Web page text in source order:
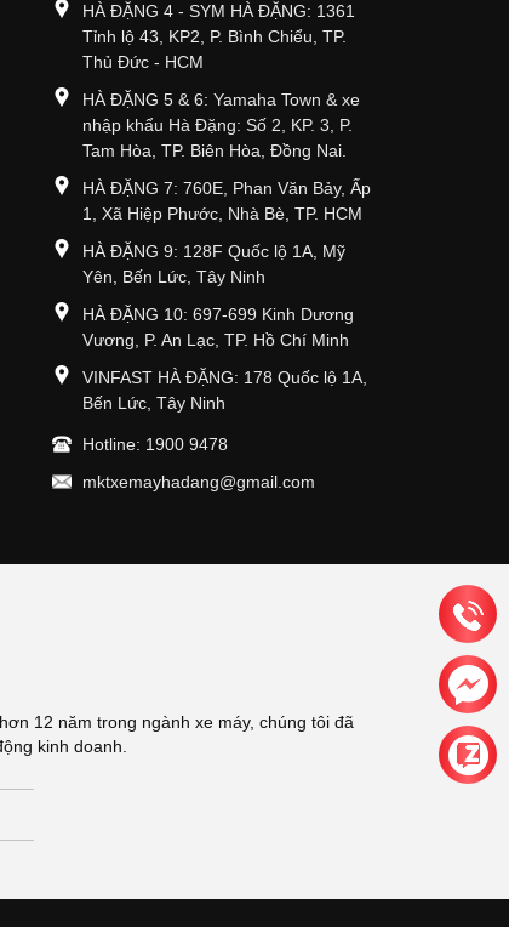
HÀ ĐẶNG 4 - SYM HÀ ĐẶNG: 1361
Tỉnh lộ 43, KP2, P. Bình Chiểu, TP.
Thủ Đức - HCM
HÀ ĐẶNG 5 & 6: Yamaha Town & xe
nhập khẩu Hà Đặng: Số 2, KP. 3, P.
Tam Hòa, TP. Biên Hòa, Đồng Nai.
HÀ ĐẶNG 7: 760E, Phan Văn Bảy, Ấp
1, Xã Hiệp Phước, Nhà Bè, TP. HCM
HÀ ĐẶNG 9: 128F Quốc lộ 1A, Mỹ
Yên, Bến Lức, Tây Ninh
HÀ ĐẶNG 10: 697-699 Kinh Dương
Vương, P. An Lạc, TP. Hồ Chí Minh
VINFAST HÀ ĐẶNG: 178 Quốc lộ 1A,
Bến Lức, Tây Ninh
Hotline: 1900 9478
mktxemayhadang@gmail.com
12 năm trong ngành xe máy, chúng tôi đã
kinh doanh.